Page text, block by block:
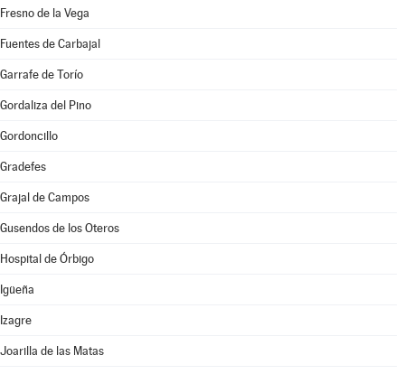
Fresno de la Vega
Fuentes de Carbajal
Garrafe de Torío
Gordaliza del Pino
Gordoncillo
Gradefes
Grajal de Campos
Gusendos de los Oteros
Hospital de Órbigo
Igüeña
Izagre
Joarilla de las Matas